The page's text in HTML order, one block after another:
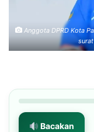
Anggota DPRD Kota
Bacakan